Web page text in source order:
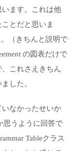
ます。これは他
とだと思いま
（きちんと説明で
の図表だけで
これさえきちん
した。
なかったせいか
思うように回答で
Tableクラス